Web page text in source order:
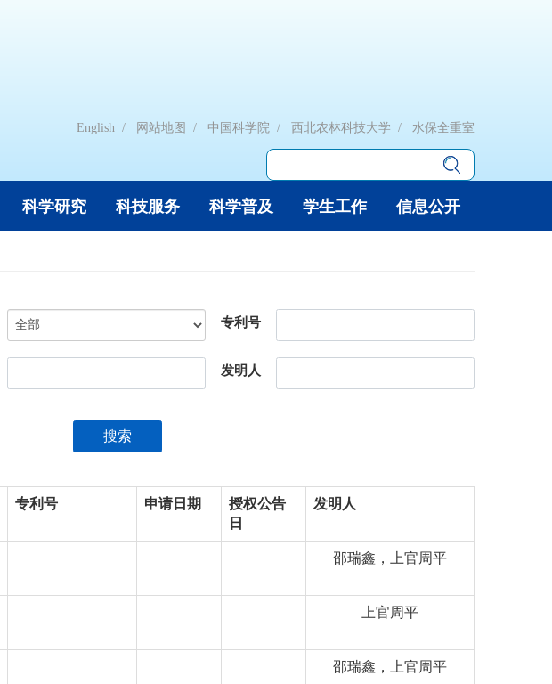
English 网站地图 中国科学院 西北农林科技大学 水保全重室
科学研究 科技服务 科学普及 学生工作 信息公开
专利号
发明人
搜索
专利号 申请日期
授权公告
日
发明人
邵瑞鑫，上官周平
上官周平
邵瑞鑫，上官周平